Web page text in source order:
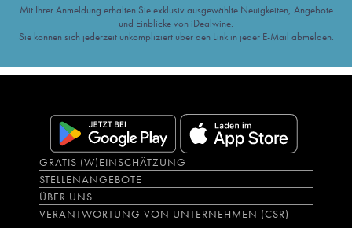
Mit Ihrer Anmeldung erhalten Sie exklusiv ausgewählte Neuigkeiten, Angebote
und Einblicke von iDealwine.
Sie können sich jederzeit unkompliziert über den Link in jeder E-Mail abmelden.
GRATIS (W)EINSCHÄTZUNG
STELLENANGEBOTE
ÜBER UNS
VERANTWORTUNG VON UNTERNEHMEN (CSR)